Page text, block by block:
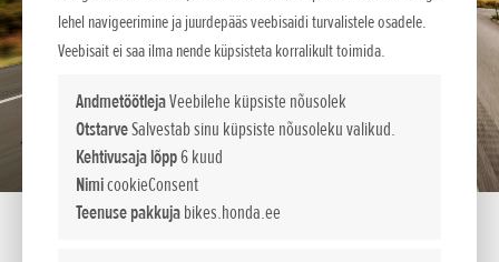
lehel navigeerimine ja juurdepääs veebisaidi turvalistele osadele.
Veebisait ei saa ilma nende küpsisteta korralikult toimida.
AndmetöötlejaVeebilehe küpsiste nõusolek
OtstarveSalvestab sinu küpsiste nõusoleku valikud.
Kehtivusaja lõpp6 kuud
NimicookieConsent
Teenuse pakkujabikes.honda.ee